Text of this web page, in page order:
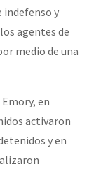
indefenso y
agentes de
medio de una
en
activaron
y en